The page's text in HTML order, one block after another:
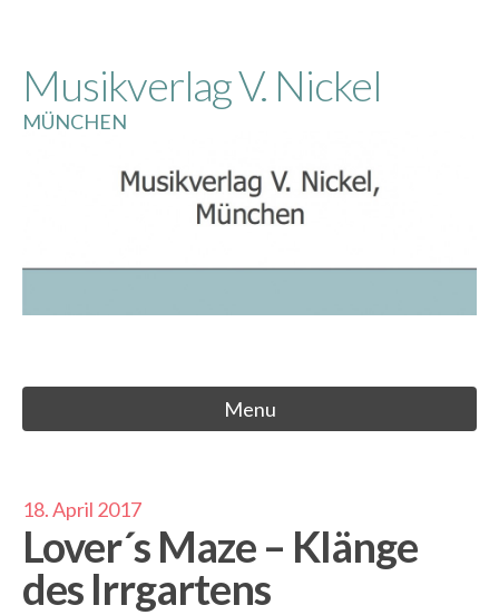
content
Musikverlag V. Nickel
MÜNCHEN
Menu
18. April 2017
Lover´s Maze – Klänge
des Irrgartens